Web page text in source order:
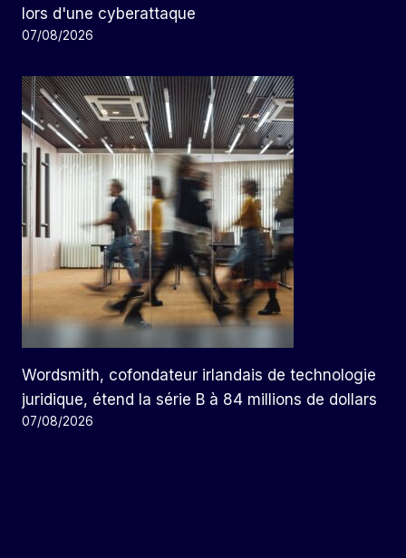
lors d'une cyberattaque
07/08/2026
Wordsmith, cofondateur irlandais de technologie
juridique, étend la série B à 84 millions de dollars
07/08/2026